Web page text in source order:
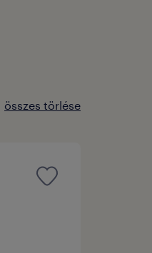
összes törlése